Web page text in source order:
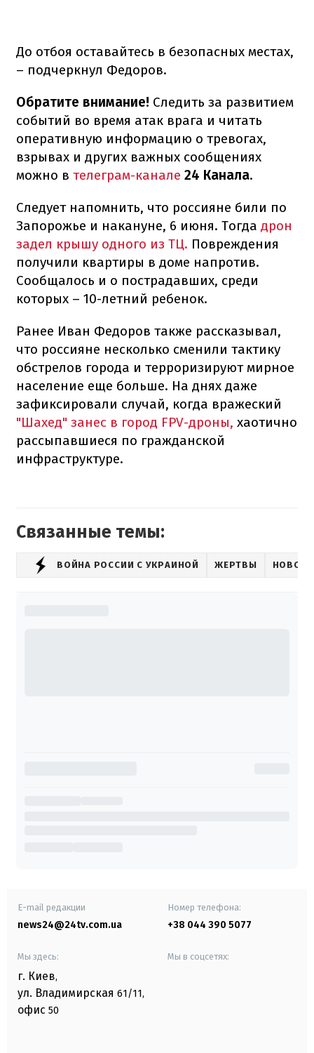
До отбоя оставайтесь в безопасных местах,
– подчеркнул Федоров.
Обратите внимание! Следить за развитием
событий во время атак врага и читать
оперативную информацию о тревогах,
взрывах и других важных сообщениях
можно в телеграм-канале 24 Канала.
Следует напомнить, что россияне били по
Запорожье и накануне, 6 июня. Тогда дрон
задел крышу одного из ТЦ. Повреждения
получили квартиры в доме напротив.
Сообщалось и о пострадавших, среди
которых – 10-летний ребенок.
Ранее Иван Федоров также рассказывал,
что россияне несколько сменили тактику
обстрелов города и терроризируют мирное
население еще больше. На днях даже
зафиксировали случай, когда вражеский
"Шахед" занес в город FPV-дроны, хаотично
рассыпавшиеся по гражданской
инфраструктуре.
Связанные темы:
ВОЙНА РОССИИ С УКРАИНОЙ ЖЕРТВЫ
E-mail редакции
news24@24tv.com.ua
Номер телефона:
+38 044 390 5077
Мы здесь:
г. Киев,
ул. Владимирская 61/11,
офис 50
Мы в соцсетях: